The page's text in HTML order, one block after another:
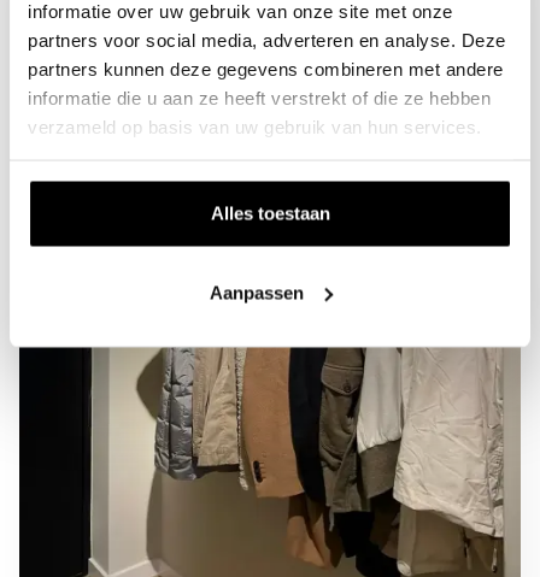
informatie over uw gebruik van onze site met onze
partners voor social media, adverteren en analyse. Deze
partners kunnen deze gegevens combineren met andere
informatie die u aan ze heeft verstrekt of die ze hebben
verzameld op basis van uw gebruik van hun services.
Alles toestaan
Aanpassen